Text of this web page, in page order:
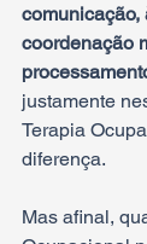
comunicação,
coordenação
justamente
Terapia
diferença.
Mas afinal,